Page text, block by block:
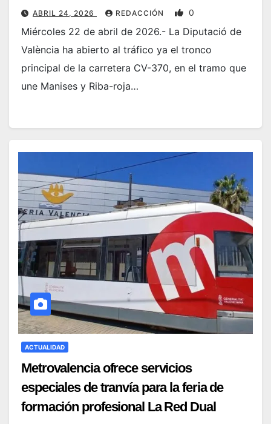
ABRIL 24, 2026 REDACCIÓN 0
Miércoles 22 de abril de 2026.- La Diputació de
València ha abierto al tráfico ya el tronco
principal de la carretera CV-370, en el tramo que
une Manises y Riba-roja…
ACTUALIDAD
Metrovalencia ofrece servicios
especiales de tranvía para la feria de
formación profesional La Red Dual